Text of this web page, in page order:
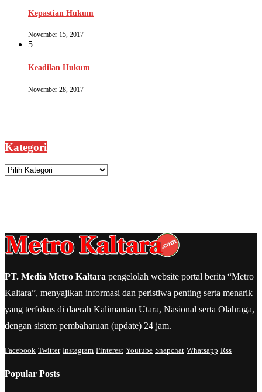
Kepastian Hukum
November 15, 2017
5
Keadilan Hukum
November 28, 2017
Kategori
Kategori
PT. Media Metro Kaltara pengelolah website portal berita “Metro
Kaltara”, menyajikan informasi dan peristiwa penting serta menarik
yang terfokus di daerah Kalimantan Utara, Nasional serta Olahraga,
dengan sistem pembaharuan (update) 24 jam.
Facebook Twitter Instagram Pinterest Youtube Snapchat Whatsapp Rss
Popular Posts